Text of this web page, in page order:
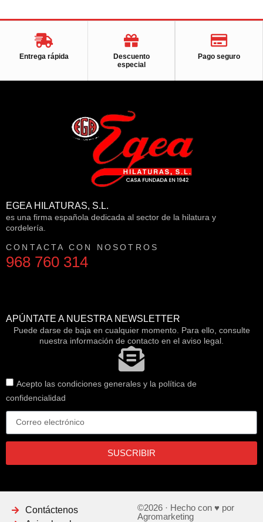
Entrega rápida
Descuento
especial
Pago seguro
EGEA HILATURAS, S.L.
es una firma española dedicada al sector de la hilatura y
cordelería.
CONTACTA CON NOSOTROS
968 760 314
APÚNTATE A NUESTRA NEWSLETTER
Puede darse de baja en cualquier momento. Para ello, consulte
nuestra información de contacto en el aviso legal.
Acepto las condiciones generales y la política de
confidencialidad
SUSCRIBIR
Contáctenos
©2026 · Hecho con ♥ por
Agromarketing